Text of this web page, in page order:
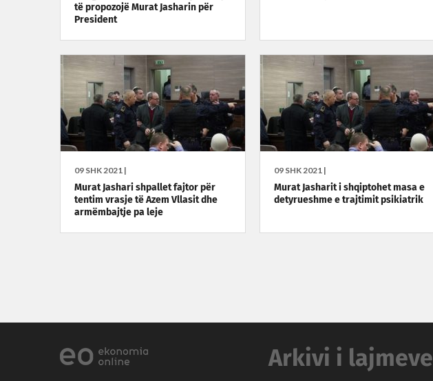
të propozojë Murat Jasharin për
President
09 SHK 2021 |
Murat Jashari shpallet fajtor për
tentim vrasje të Azem Vllasit dhe
armëmbajtje pa leje
09 SHK 2021 |
Murat Jasharit i shqiptohet masa e
detyrueshme e trajtimit psikiatrik
Arkivi i lajmeve